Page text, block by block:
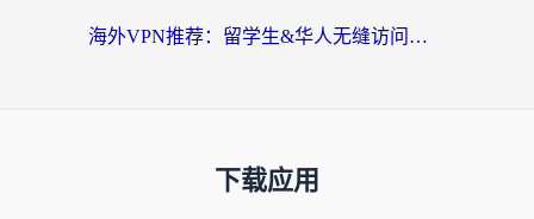
海外VPN推荐：留学生&华人无缝访问国内资源的避坑指南
下载应用